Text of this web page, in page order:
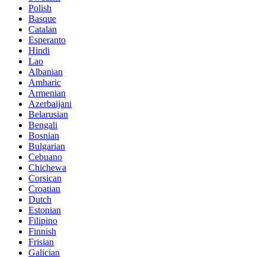
Polish
Basque
Catalan
Esperanto
Hindi
Lao
Albanian
Amharic
Armenian
Azerbaijani
Belarusian
Bengali
Bosnian
Bulgarian
Cebuano
Chichewa
Corsican
Croatian
Dutch
Estonian
Filipino
Finnish
Frisian
Galician